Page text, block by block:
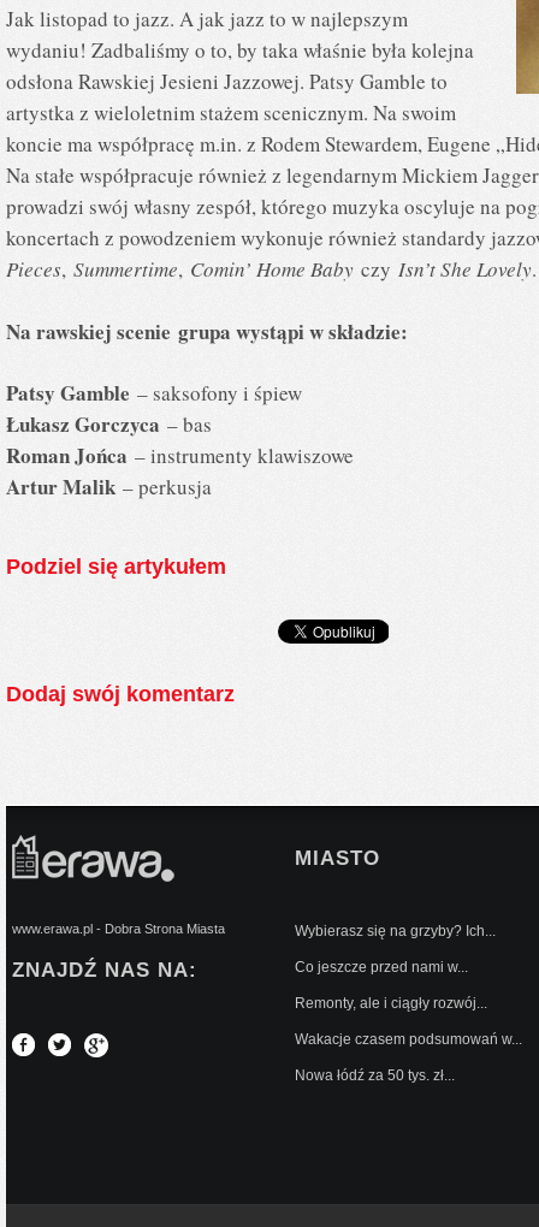
Jak listopad to jazz. A jak jazz to w najlepszym
wydaniu! Zadbaliśmy o to, by taka właśnie była kolejna
odsłona Rawskiej Jesieni Jazzowej. Patsy Gamble to
artystka z wieloletnim stażem scenicznym. Na swoim
koncie ma współpracę m.in. z Rodem Stewardem, Eugene
Na stałe współpracuje również z legendarnym Mickiem
prowadzi swój własny zespół, którego muzyka oscyluje na
koncertach z powodzeniem wykonuje również standardy
Pieces, Summertime, Comin’ Home Baby czy Isn’t She Lovely
Na rawskiej scenie grupa wystąpi w składzie:
Patsy Gamble – saksofony i śpiew
Łukasz Gorczyca – bas
Roman Jońca – instrumenty klawiszowe
Artur Malik – perkusja
Podziel się artykułem
Dodaj swój komentarz
www.erawa.pl - Dobra Strona Miasta
ZNAJDŹ NAS NA:
MIASTO
Wybierasz się na grzyby? Ich...
Co jeszcze przed nami w...
Remonty, ale i ciągły rozwój...
Wakacje czasem podsumowań w...
Nowa łódź za 50 tys. zł...